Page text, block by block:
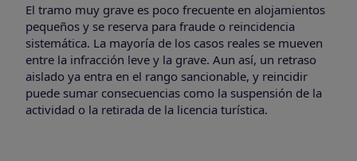
El tramo muy grave es poco frecuente en alojamientos
pequeños y se reserva para fraude o reincidencia
sistemática. La mayoría de los casos reales se mueven
entre la infracción leve y la grave. Aun así, un retraso
aislado ya entra en el rango sancionable, y reincidir
puede sumar consecuencias como la suspensión de la
actividad o la retirada de la licencia turística.